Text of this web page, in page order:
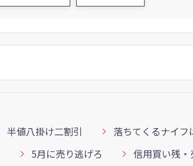
半値八掛け二割引
落ちてくるナイフ
5月に売り逃げろ 信用買い残・